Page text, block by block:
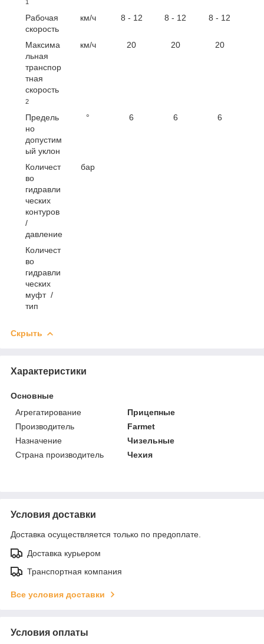
1
Рабочая
скорость
км/ч 8 - 12 8 - 12 8 - 12
Максима
льная
транспор
тная
скорость
2
км/ч 20 20 20
Предель
но
допустим
ый уклон
° 6 6 6
Количест
во
гидравли
ческих
контуров
/
давление
бар
Количест
во
гидравли
ческих
муфт /
тип
Скрыть
Характеристики
Основные
Агрегатирование
Прицепные
Производитель
Farmet
Назначение
Чизельные
Страна производитель
Чехия
Условия доставки
Доставка осуществляется только по предоплате.
Доставка курьером
Транспортная компания
Все условия доставки
Условия оплаты